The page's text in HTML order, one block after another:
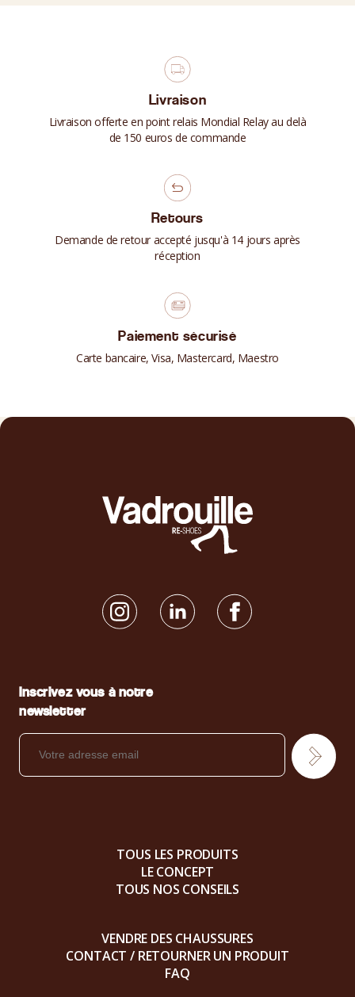
Livraison
Livraison offerte en point relais Mondial Relay au delà
de 150 euros de commande
Retours
Demande de retour accepté jusqu'à 14 jours après
réception
Paiement sécurisé
Carte bancaire, Visa, Mastercard, Maestro
Inscrivez vous à notre
newsletter
TOUS LES PRODUITS
LE CONCEPT
TOUS NOS CONSEILS
VENDRE DES CHAUSSURES
CONTACT / RETOURNER UN PRODUIT
FAQ